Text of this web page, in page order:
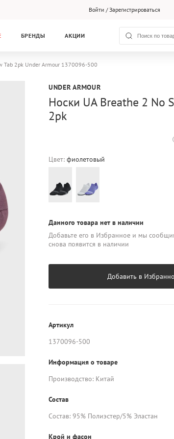
Войти /Зарегистрироваться
БРЕНДЫ АКЦИИ
Tab 2pk Under Armour 1370096-500
UNDER ARMOUR
Носки UA Breathe 2 No
2pk
Цвет: фиолетовый
Данного товара нет в наличии
Добавьте его в Избранное и мы
снова появится в наличии
Добавить в
Артикул
1370096-500
Информация о товаре
Производство: Китай
Состав
Состав: 95% Полиэстер/5% Эластан
Крой и фасон